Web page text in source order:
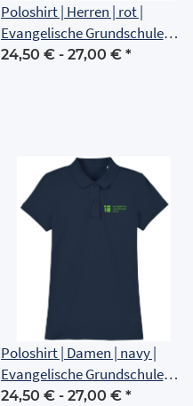
Poloshirt | Herren | rot |
Evangelische Grundschule
Erfurt
24,50 € - 27,00 € *
Poloshirt | Damen | navy |
Evangelische Grundschule
Erfurt
24,50 € - 27,00 € *